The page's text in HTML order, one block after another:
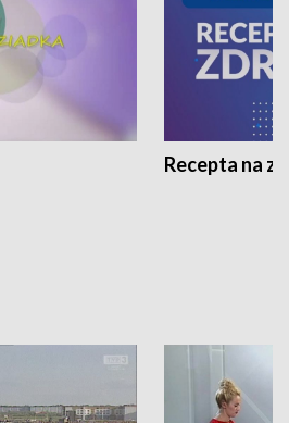
Recepta na